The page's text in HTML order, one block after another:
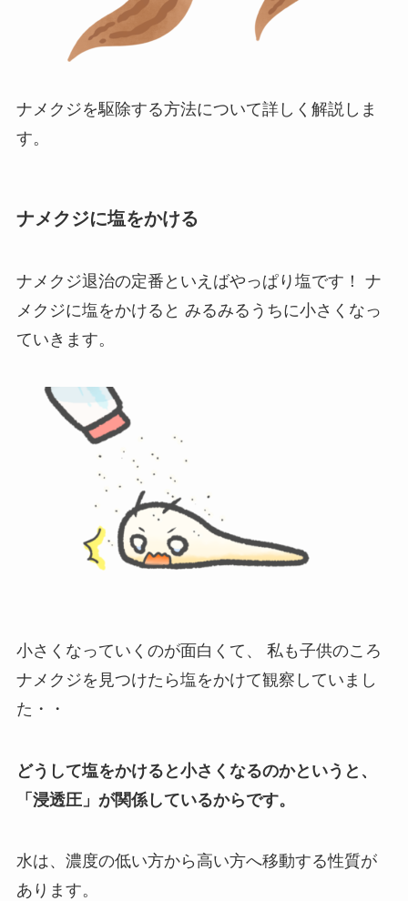
ナメクジを駆除する方法について詳しく解説しま
す。
ナメクジに塩をかける
ナメクジ退治の定番といえばやっぱり塩です！
ナ
メクジに塩をかけると みるみるうちに小さくなっ
ていきます。
小さくなっていくのが面白くて、
私も子供のころ
ナメクジを見つけたら塩をかけて観察していまし
た・・
どうして塩をかけると小さくなるのかというと、
「浸透圧」が関係しているからです。
水は、濃度の低い方から高い方へ移動する性質が
あります。